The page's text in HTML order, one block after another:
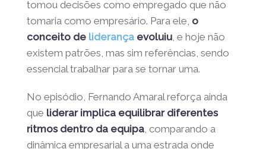
Com umaabordagem diferenciadaà gestão,
sempre tratou os negócios onde trabalhou
como se fossem seus, enfatizando que
nunca tomou decisões como empregado
que não tomaria como empresário. Para
hoje não existem patrões, mas sim
referências, sendo essencial trabalhar para
se tornar uma.